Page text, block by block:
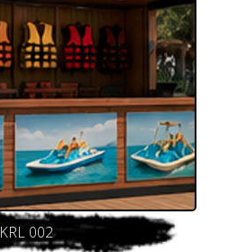
KRL 002